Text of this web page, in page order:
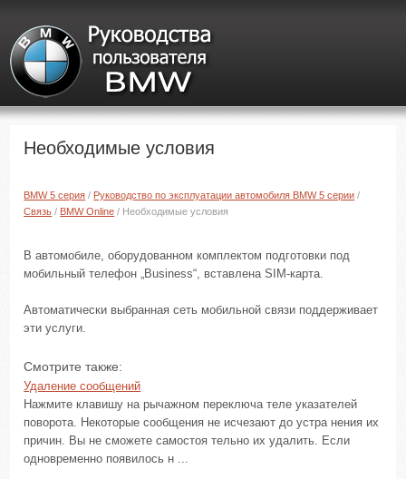
Необходимые условия
BMW 5 серия / Руководство по эксплуатации автомобиля BMW 5 серии /
Связь / BMW Online / Необходимые условия
В автомобиле, оборудованном комплектом подготовки под
мобильный телефон „Business“, вставлена SIM-карта.
Автоматически выбранная сеть мобильной связи поддерживает
эти услуги.
Смотрите также:
Удаление сообщений
Нажмите клавишу на рычажном переключа теле указателей
поворота. Некоторые сообщения не исчезают до устра нения их
причин. Вы не сможете самостоя тельно их удалить. Если
одновременно появилось н ...